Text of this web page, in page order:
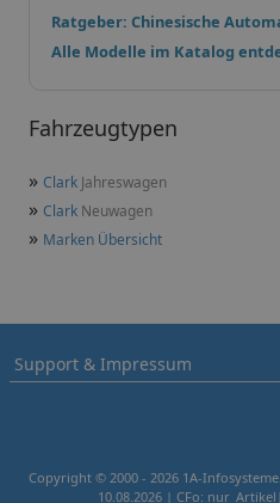
Ratgeber: Chinesische
Alle Modelle im Katalog
Fahrzeugtypen
» Clark Jahreswagen
» Clark Neuwagen
» Marken Übersicht
Support & Impressum
Copyright © 2000 - 2026 1A-
10.08.2026 | CFo: